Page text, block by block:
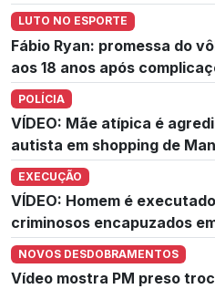
LUTO NO ESPORTE
Fábio Ryan: promessa do
aos 18 anos após
POLÍCIA
VÍDEO: Mãe atípica é
autista em shopping de
EXECUÇÃO
VÍDEO: Homem é
criminosos encapuzados
NOVOS DESDOBRAMENTOS
Vídeo mostra PM preso